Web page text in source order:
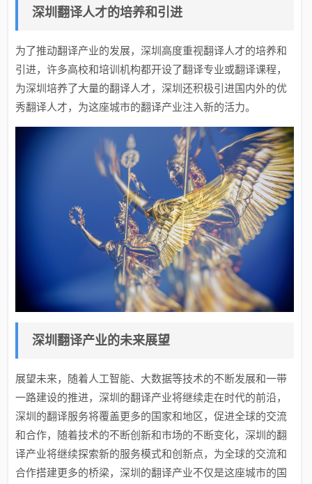
深圳翻译人才的培养和引进
为了推动翻译产业的发展，深圳高度重视翻译人才的培养和
引进，许多高校和培训机构都开设了翻译专业或翻译课程，
为深圳培养了大量的翻译人才，深圳还积极引进国内外的优
秀翻译人才，为这座城市的翻译产业注入新的活力。
深圳翻译产业的未来展望
展望未来，随着人工智能、大数据等技术的不断发展和一带
一路建设的推进，深圳的翻译产业将继续走在时代的前沿，
深圳的翻译服务将覆盖更多的国家和地区，促进全球的交流
和合作，随着技术的不断创新和市场的不断变化，深圳的翻
译产业将继续探索新的服务模式和创新点，为全球的交流和
合作搭建更多的桥梁，深圳的翻译产业不仅是这座城市的国